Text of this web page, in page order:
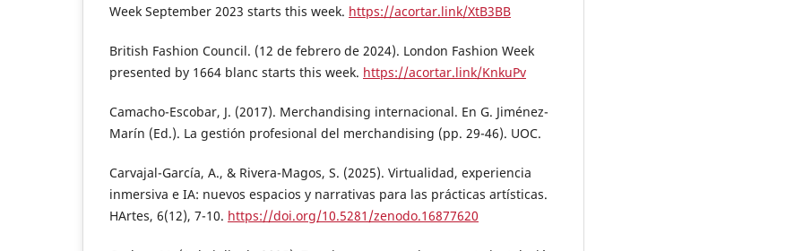
Week September 2023 starts this week. https://acortar.link/XtB3BB
British Fashion Council. (12 de febrero de 2024). London Fashion Week
presented by 1664 blanc starts this week. https://acortar.link/KnkuPv
Camacho-Escobar, J. (2017). Merchandising internacional. En G. Jiménez-
Marín (Ed.). La gestión profesional del merchandising (pp. 29-46). UOC.
Carvajal-García, A., & Rivera-Magos, S. (2025). Virtualidad, experiencia
inmersiva e IA: nuevos espacios y narrativas para las prácticas artísticas.
HArtes, 6(12), 7-10. https://doi.org/10.5281/zenodo.16877620